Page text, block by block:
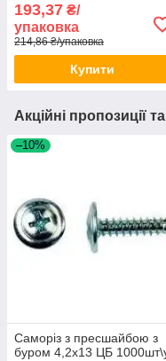
193,37 ₴/
упаковка
214,86 ₴/упаковка
Купити
Акційні пропозиції
–10%
Саморіз з пресшайбою з
буром 4,2х13 ЦБ